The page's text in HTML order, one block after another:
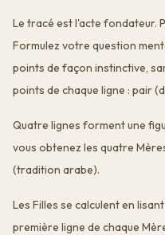
Le tracé est l'acte fondateur.
Formulez votre question
points de façon instinctive,
points de chaque ligne : pair
Quatre lignes forment une
vous obtenez les quatre
(tradition arabe).
Les Filles se calculent en
première ligne de chaque